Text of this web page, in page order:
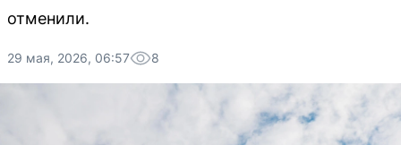
отменили.
29 мая, 2026, 06:57 8